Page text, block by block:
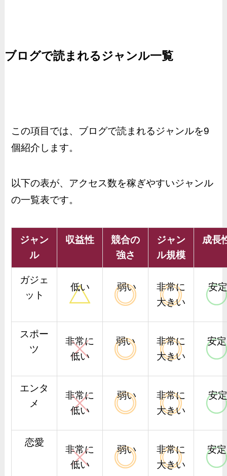
ブログで読まれるジャンル一覧
この項目では、ブログで読まれるジャンルを9
個紹介します。
以下の表が、アクセス数を稼ぎやすいジャンル
の一覧表です。
ジャン
ル
収益性
競合の
強さ
ジャン
ル規模
成長
ガジェ
ット
低い 弱い
非常に
大きい
安
スポー
ツ
非常に
低い
弱い
非常に
大きい
安定
エンタ
メ
非常に
低い
弱い
非常に
大きい
安
恋愛
非常に
低い
弱い
非常に
大きい
安定